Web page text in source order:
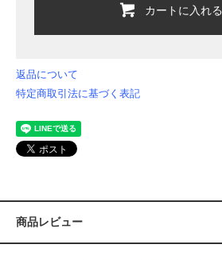
カートに入れる
返品について
特定商取引法に基づく表記
商品レビュー